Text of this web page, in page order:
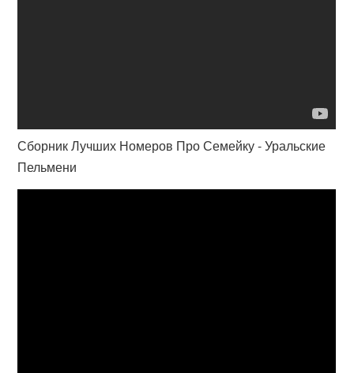
Сборник Лучших Номеров Про Семейку - Уральские
Пельмени